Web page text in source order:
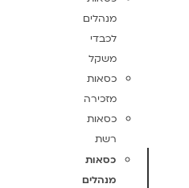
מנהלים
לכבדי
משקל
כסאות
מזכירה
כסאות
רשת
כסאות
מנהלים